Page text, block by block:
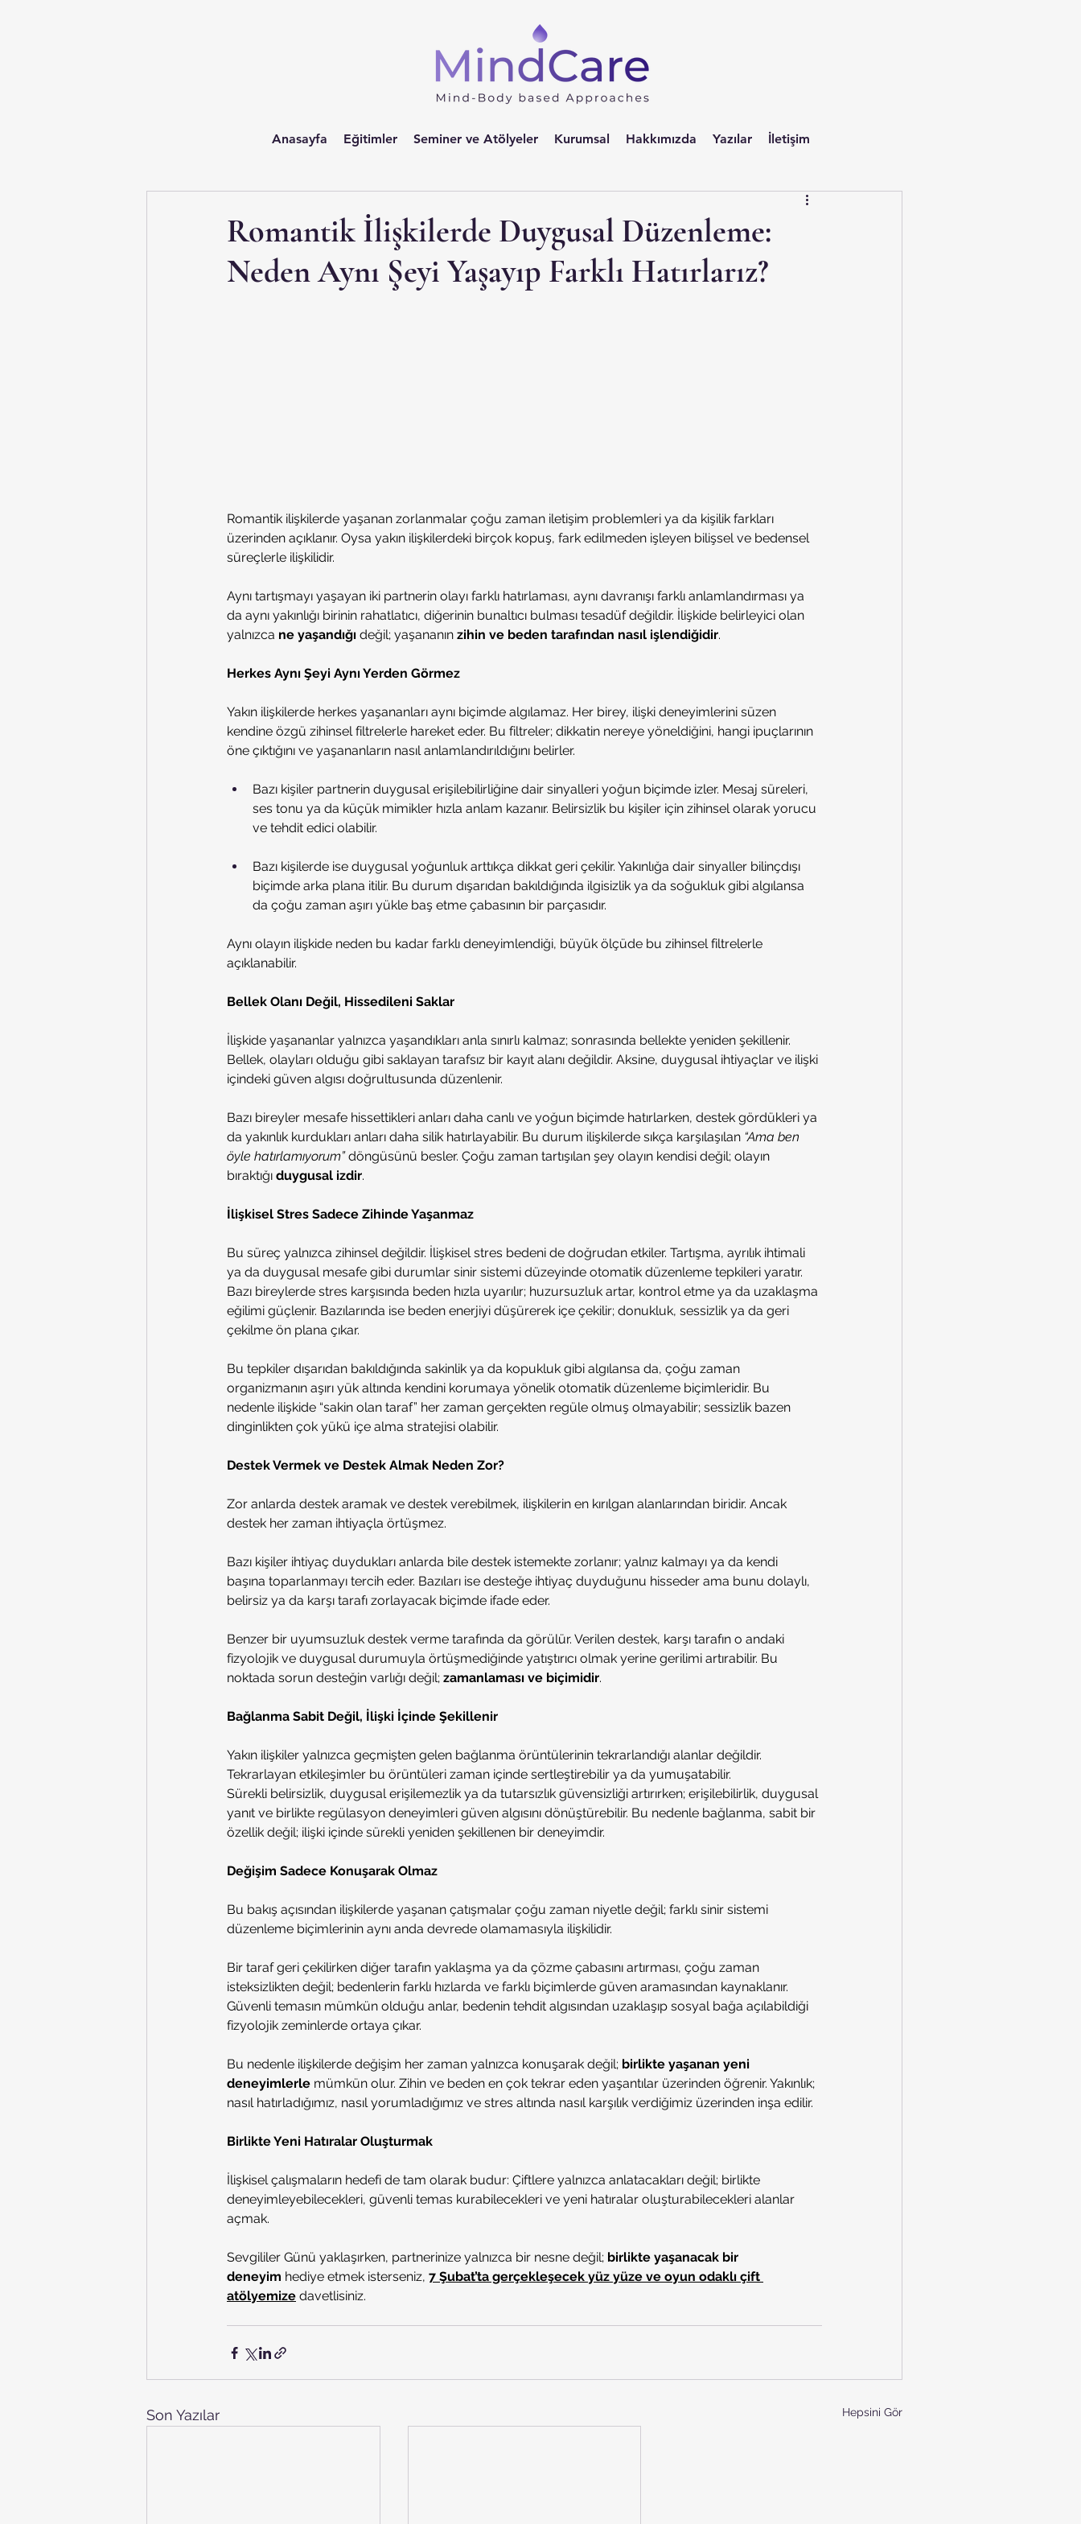
Anasayfa Eğitimler Seminer ve Atölyeler Kurumsal Hakkımızda Yazılar İletişim
Romantik İlişkilerde Duygusal Düzenleme:
Neden Aynı Şeyi Yaşayıp Farklı Hatırlarız?
Romantik ilişkilerde yaşanan zorlanmalar çoğu zaman iletişim problemleri ya da kişilik farkları
üzerinden açıklanır. Oysa yakın ilişkilerdeki birçok kopuş, fark edilmeden işleyen bilişsel ve bedensel
süreçlerle ilişkilidir.
Aynı tartışmayı yaşayan iki partnerin olayı farklı hatırlaması, aynı davranışı farklı anlamlandırması ya
da aynı yakınlığı birinin rahatlatıcı, diğerinin bunaltıcı bulması tesadüf değildir. İlişkide belirleyici olan
yalnızca ne yaşandığı değil; yaşananın zihin ve beden tarafından nasıl işlendiğidir.
Herkes Aynı Şeyi Aynı Yerden Görmez
Yakın ilişkilerde herkes yaşananları aynı biçimde algılamaz. Her birey, ilişki deneyimlerini süzen
kendine özgü zihinsel filtrelerle hareket eder. Bu filtreler; dikkatin nereye yöneldiğini, hangi ipuçlarının
öne çıktığını ve yaşananların nasıl anlamlandırıldığını belirler.
Bazı kişiler partnerin duygusal erişilebilirliğine dair sinyalleri yoğun biçimde izler. Mesaj süreleri,
ses tonu ya da küçük mimikler hızla anlam kazanır. Belirsizlik bu kişiler için zihinsel olarak yorucu
ve tehdit edici olabilir.
Bazı kişilerde ise duygusal yoğunluk arttıkça dikkat geri çekilir. Yakınlığa dair sinyaller bilinçdışı
biçimde arka plana itilir. Bu durum dışarıdan bakıldığında ilgisizlik ya da soğukluk gibi algılansa
da çoğu zaman aşırı yükle baş etme çabasının bir parçasıdır.
Aynı olayın ilişkide neden bu kadar farklı deneyimlendiği, büyük ölçüde bu zihinsel filtrelerle
açıklanabilir.
Bellek Olanı Değil, Hissedileni Saklar
İlişkide yaşananlar yalnızca yaşandıkları anla sınırlı kalmaz; sonrasında bellekte yeniden şekillenir.
Bellek, olayları olduğu gibi saklayan tarafsız bir kayıt alanı değildir. Aksine, duygusal ihtiyaçlar ve ilişki
içindeki güven algısı doğrultusunda düzenlenir.
Bazı bireyler mesafe hissettikleri anları daha canlı ve yoğun biçimde hatırlarken, destek gördükleri ya
da yakınlık kurdukları anları daha silik hatırlayabilir. Bu durum ilişkilerde sıkça karşılaşılan “Ama ben
öyle hatırlamıyorum” döngüsünü besler. Çoğu zaman tartışılan şey olayın kendisi değil; olayın
bıraktığı duygusal izdir.
İlişkisel Stres Sadece Zihinde Yaşanmaz
Bu süreç yalnızca zihinsel değildir. İlişkisel stres bedeni de doğrudan etkiler. Tartışma, ayrılık ihtimali
ya da duygusal mesafe gibi durumlar sinir sistemi düzeyinde otomatik düzenleme tepkileri yaratır.
Bazı bireylerde stres karşısında beden hızla uyarılır; huzursuzluk artar, kontrol etme ya da uzaklaşma
eğilimi güçlenir. Bazılarında ise beden enerjiyi düşürerek içe çekilir; donukluk, sessizlik ya da geri
çekilme ön plana çıkar.
Bu tepkiler dışarıdan bakıldığında sakinlik ya da kopukluk gibi algılansa da, çoğu zaman
organizmanın aşırı yük altında kendini korumaya yönelik otomatik düzenleme biçimleridir. Bu
nedenle ilişkide “sakin olan taraf” her zaman gerçekten regüle olmuş olmayabilir; sessizlik bazen
dinginlikten çok yükü içe alma stratejisi olabilir.
Destek Vermek ve Destek Almak Neden Zor?
Zor anlarda destek aramak ve destek verebilmek, ilişkilerin en kırılgan alanlarından biridir. Ancak
destek her zaman ihtiyaçla örtüşmez.
Bazı kişiler ihtiyaç duydukları anlarda bile destek istemekte zorlanır; yalnız kalmayı ya da kendi
başına toparlanmayı tercih eder. Bazıları ise desteğe ihtiyaç duyduğunu hisseder ama bunu dolaylı,
belirsiz ya da karşı tarafı zorlayacak biçimde ifade eder.
Benzer bir uyumsuzluk destek verme tarafında da görülür. Verilen destek, karşı tarafın o andaki
fizyolojik ve duygusal durumuyla örtüşmediğinde yatıştırıcı olmak yerine gerilimi artırabilir. Bu
noktada sorun desteğin varlığı değil; zamanlaması ve biçimidir.
Bağlanma Sabit Değil, İlişki İçinde Şekillenir
Yakın ilişkiler yalnızca geçmişten gelen bağlanma örüntülerinin tekrarlandığı alanlar değildir.
Tekrarlayan etkileşimler bu örüntüleri zaman içinde sertleştirebilir ya da yumuşatabilir.
Sürekli belirsizlik, duygusal erişilemezlik ya da tutarsızlık güvensizliği artırırken; erişilebilirlik, duygusal
yanıt ve birlikte regülasyon deneyimleri güven algısını dönüştürebilir. Bu nedenle bağlanma, sabit bir
özellik değil; ilişki içinde sürekli yeniden şekillenen bir deneyimdir.
Değişim Sadece Konuşarak Olmaz
Bu bakış açısından ilişkilerde yaşanan çatışmalar çoğu zaman niyetle değil; farklı sinir sistemi
düzenleme biçimlerinin aynı anda devrede olamamasıyla ilişkilidir.
Bir taraf geri çekilirken diğer tarafın yaklaşma ya da çözme çabasını artırması, çoğu zaman
isteksizlikten değil; bedenlerin farklı hızlarda ve farklı biçimlerde güven aramasından kaynaklanır.
Güvenli temasın mümkün olduğu anlar, bedenin tehdit algısından uzaklaşıp sosyal bağa açılabildiği
fizyolojik zeminlerde ortaya çıkar.
Bu nedenle ilişkilerde değişim her zaman yalnızca konuşarak değil; birlikte yaşanan yeni
deneyimlerle mümkün olur. Zihin ve beden en çok tekrar eden yaşantılar üzerinden öğrenir. Yakınlık;
nasıl hatırladığımız, nasıl yorumladığımız ve stres altında nasıl karşılık verdiğimiz üzerinden inşa edilir.
Birlikte Yeni Hatıralar Oluşturmak
İlişkisel çalışmaların hedefi de tam olarak budur: Çiftlere yalnızca anlatacakları değil; birlikte
deneyimleyebilecekleri, güvenli temas kurabilecekleri ve yeni hatıralar oluşturabilecekleri alanlar
açmak.
Sevgililer Günü yaklaşırken, partnerinize yalnızca bir nesne değil; birlikte yaşanacak bir
deneyim hediye etmek isterseniz, 7 Şubat’ta gerçekleşecek yüz yüze ve oyun odaklı çift
atölyemize davetlisiniz.
Son Yazılar Hepsini Gör